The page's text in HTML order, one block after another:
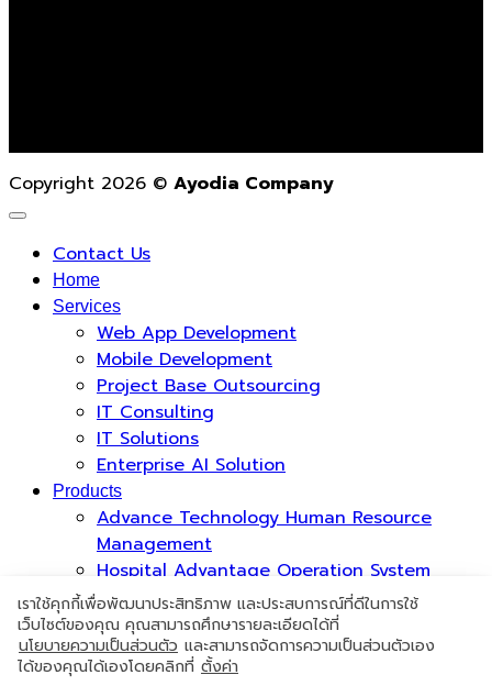
Copyright 2026 © Ayodia Company
Contact Us
Home
Services
Web App Development
Mobile Development
Project Base Outsourcing
IT Consulting
IT Solutions
Enterprise AI Solution
Products
Advance Technology Human Resource
Management
Hospital Advantage Operation System
Occupational Health Risk System
PromptCure Solution
Case Studies
Who We Are
เราใช้คุกกี้เพื่อพัฒนาประสิทธิภาพ และประสบการณ์ที่ดีในการใช้
เว็บไซต์ของคุณ คุณสามารถศึกษารายละเอียดได้ที่
นโยบายความเป็นส่วนตัว และสามารถจัดการความเป็นส่วนตัวเอง
ได้ของคุณได้เองโดยคลิกที่ ตั้งค่า